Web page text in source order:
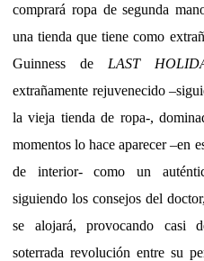
comprará ropa de segunda
una tienda que tiene como
Guinness de LAST
extrañamente rejuvenecido
la vieja tienda de ropa-,
momentos lo hace aparecer –en
de interior- como un
siguiendo los consejos del
se alojará, provocando casi
soterrada revolución entre su